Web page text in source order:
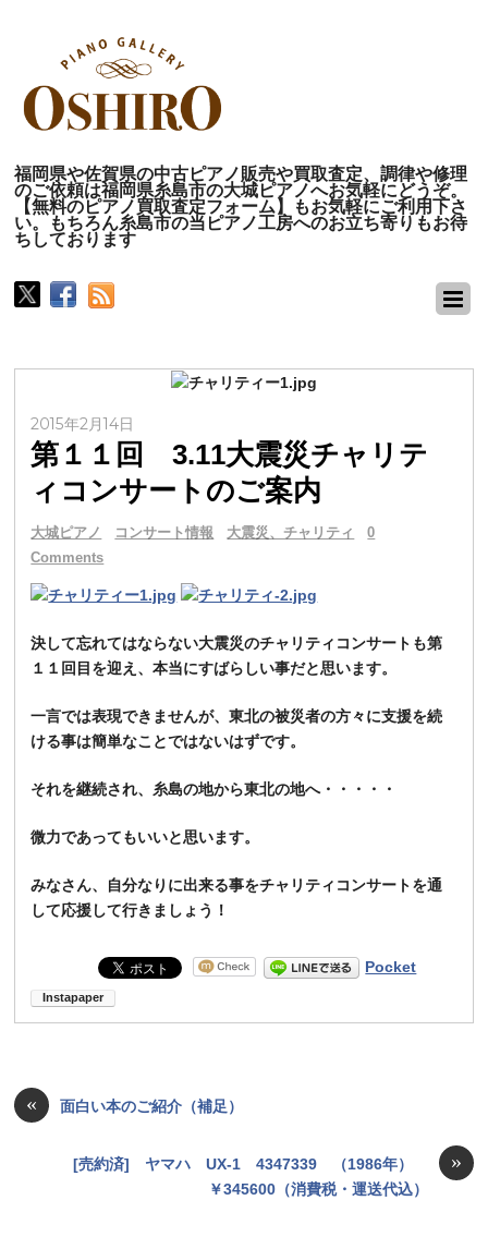
福岡県や佐賀県の中古ピアノ販売や買取査定、調律や修理
のご依頼は福岡県糸島市の大城ピアノへお気軽にどうぞ。
【無料のピアノ買取査定フォーム】もお気軽にご利用下さ
い。もちろん糸島市の当ピアノ工房へのお立ち寄りもお待
ちしております
2015年2月14日
第１１回 3.11大震災チャリテ
ィコンサートのご案内
大城ピアノ コンサート情報 大震災、チャリティ
0
Comments
決して忘れてはならない大震災のチャリティコンサートも第
１１回目を迎え、本当にすばらしい事だと思います。
一言では表現できませんが、東北の被災者の方々に支援を続
ける事は簡単なことではないはずです。
それを継続され、糸島の地から東北の地へ・・・・・
微力であってもいいと思います。
みなさん、自分なりに出来る事をチャリティコンサートを通
して応援して行きましょう！
Pocket
« 面白い本のご紹介（補足）
»
[売約済] ヤマハ UX-1 4347339 （1986年）
￥345600（消費税・運送代込）